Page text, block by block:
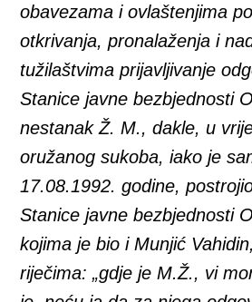
obavezama i ovlaštenjima
otkrivanja, pronalaženja i
tužilaštvima prijavljivanje
Stanice javne bezbjednosti
nestanak Ž. M., dakle, u
oružanog sukoba, iako je
17.08.1992. godine,
Stanice javne bezbjednosti
kojima je bio i Munjić
riječima: „gdje je M.Ž., vi